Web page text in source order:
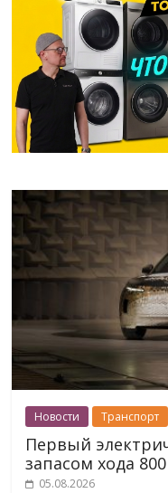
Новости Транспорт
Первый
запасом хода
05.08.2026